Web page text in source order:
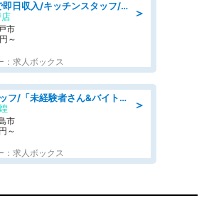
＞
日払いOKで即日収入/キッチンスタッフ/「原付免許必須」デリバリー業務など、自己成長可能な幅広い仕事に挑戦!髪型自由&ピアス・ネイルOK/茨城県/水戸市
市
～
：求人ボックス
＞
ホールスタッフ/「未経験者さん&バイトデビューも大歓迎」残業ほぼなし×1日3時間〜勤務OK!フォロー体制も充実/広島県/広島市南区
市
～
：求人ボックス